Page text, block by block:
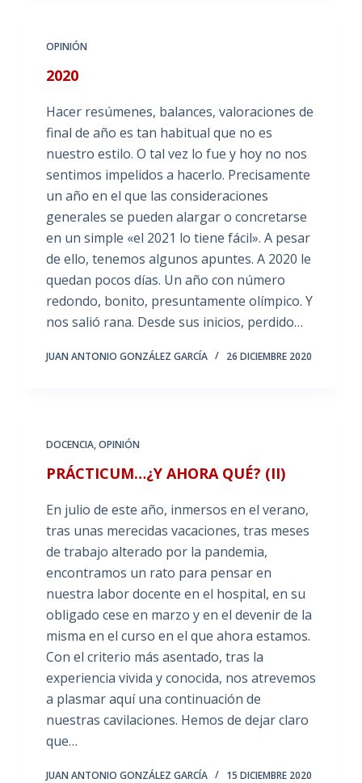
OPINIÓN
2020
Hacer resúmenes, balances, valoraciones de
final de año es tan habitual que no es
nuestro estilo. O tal vez lo fue y hoy no nos
sentimos impelidos a hacerlo. Precisamente
un año en el que las consideraciones
generales se pueden alargar o concretarse
en un simple «el 2021 lo tiene fácil». A pesar
de ello, tenemos algunos apuntes. A 2020 le
quedan pocos días. Un año con número
redondo, bonito, presuntamente olímpico. Y
nos salió rana. Desde sus inicios, perdido…
JUAN ANTONIO GONZÁLEZ GARCÍA 26 DICIEMBRE 2020
DOCENCIA,OPINIÓN
PRÁCTICUM…¿Y AHORA QUÉ? (II)
En julio de este año, inmersos en el verano,
tras unas merecidas vacaciones, tras meses
de trabajo alterado por la pandemia,
encontramos un rato para pensar en
nuestra labor docente en el hospital, en su
obligado cese en marzo y en el devenir de la
misma en el curso en el que ahora estamos.
Con el criterio más asentado, tras la
experiencia vivida y conocida, nos atrevemos
a plasmar aquí una continuación de
nuestras cavilaciones. Hemos de dejar claro
que…
JUAN ANTONIO GONZÁLEZ GARCÍA 15 DICIEMBRE 2020